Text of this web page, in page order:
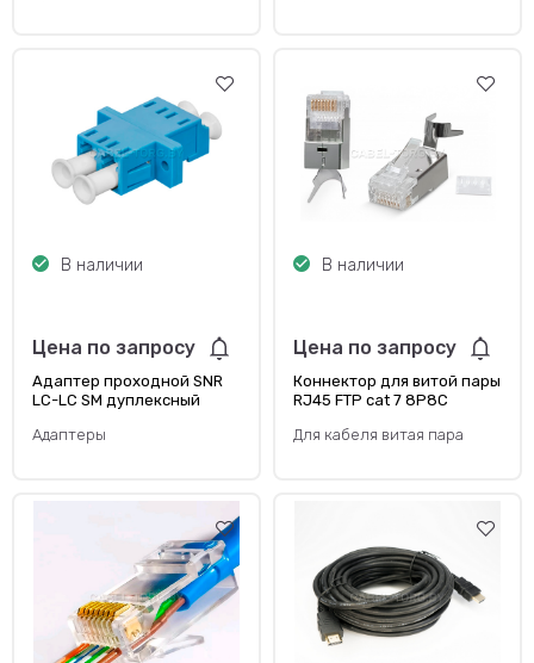
В наличии
Цена по запросу
Адаптер проходной SNR
LC-LC SM дуплексный
Адаптеры
В наличии
Цена по запросу
Коннектор для витой пары
RJ45 FTP cat 7 8P8C
Для кабеля витая пара